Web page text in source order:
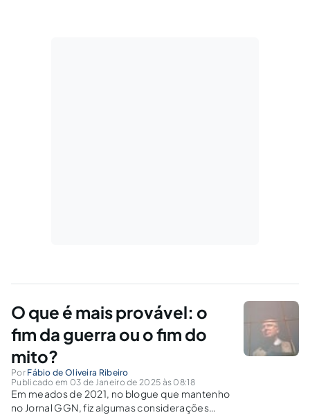
O que é mais provável: o
fim da guerra ou o fim do
mito?
Por Fábio de Oliveira Ribeiro
Publicado em 03 de Janeiro de 2025 às 08:18
Em meados de 2021, no blogue que mantenho
no Jornal GGN, fiz algumas considerações